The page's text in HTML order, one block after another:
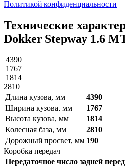
Политикой конфиденциальности
Технические
Dokker Stepway 1.6
4390
1767
1814
2810
Длина кузова, мм
4390
Ширина кузова, мм
1767
Высота кузова, мм
1814
Колесная база, мм
2810
Дорожный просвет, мм 190
Коробка передач
Передаточное число задней